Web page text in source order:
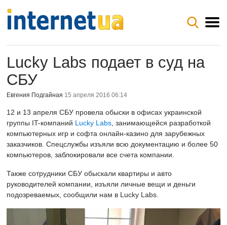
Lucky Labs подает в суд на
СБУ
Евгения Подгайная 15 апреля 2016 06:14
12 и 13 апреля СБУ провела обыски в офисах украинской
группы IT-компаний Lucky Labs , занимающейся разработкой
компьютерных игр и софта онлайн-казино для зарубежных
заказчиков. Спецслужбы изъяли всю документацию и более 50
компьютеров, заблокировали все счета компании.
Также сотрудники СБУ обыскали квартиры и авто
руководителей компании, изъяли личные вещи и деньги
подозреваемых, сообщили нам в Lucky Labs.